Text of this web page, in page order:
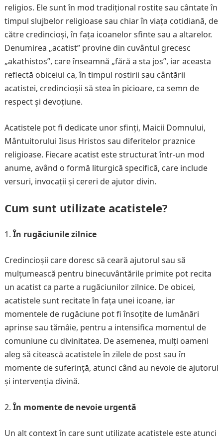
religios. Ele sunt în mod tradițional rostite sau cântate în
timpul slujbelor religioase sau chiar în viața cotidiană, de
către credincioși, în fața icoanelor sfinte sau a altarelor.
Denumirea „acatist” provine din cuvântul grecesc
„akathistos”, care înseamnă „fără a sta jos”, iar aceasta
reflectă obiceiul ca, în timpul rostirii sau cântării
acatistei, credincioșii să stea în picioare, ca semn de
respect și devoțiune.
Acatistele pot fi dedicate unor sfinți, Maicii Domnului,
Mântuitorului Iisus Hristos sau diferitelor praznice
religioase. Fiecare acatist este structurat într-un mod
anume, având o formă liturgică specifică, care include
versuri, invocații și cereri de ajutor divin.
Cum sunt utilizate acatistele?
În rugăciunile zilnice
Credincioșii care doresc să ceară ajutorul sau să
mulțumească pentru binecuvântările primite pot recita
un acatist ca parte a rugăciunilor zilnice. De obicei,
acatistele sunt recitate în fața unei icoane, iar
momentele de rugăciune pot fi însoțite de lumânări
aprinse sau tămâie, pentru a intensifica momentul de
comuniune cu divinitatea. De asemenea, mulți oameni
aleg să citească acatistele în zilele de post sau în
momente de suferință, atunci când au nevoie de ajutorul
și intervenția divină.
În momente de nevoie urgentă
Un alt context în care sunt utilizate acatistele este atunci